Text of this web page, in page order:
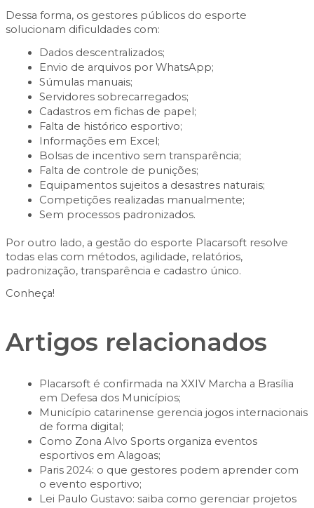
Dessa forma, os gestores públicos do esporte
solucionam dificuldades com:
Dados descentralizados;
Envio de arquivos por WhatsApp;
Súmulas manuais;
Servidores sobrecarregados;
Cadastros em fichas de papel;
Falta de histórico esportivo;
Informações em Excel;
Bolsas de incentivo sem transparência;
Falta de controle de punições;
Equipamentos sujeitos a desastres naturais;
Competições realizadas manualmente;
Sem processos padronizados.
Por outro lado, a gestão do esporte Placarsoft resolve
todas elas com métodos, agilidade, relatórios,
padronização, transparência e cadastro único.
Conheça!
Artigos relacionados
Placarsoft é confirmada na XXIV Marcha a Brasília
em Defesa dos Municípios;
Município catarinense gerencia jogos internacionais
de forma digital;
Como Zona Alvo Sports organiza eventos
esportivos em Alagoas;
Paris 2024: o que gestores podem aprender com
o evento esportivo;
Lei Paulo Gustavo: saiba como gerenciar projetos